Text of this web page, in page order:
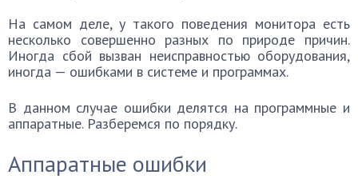
На самом деле, у такого поведения монитора есть
несколько совершенно разных по природе причин.
Иногда сбой вызван неисправностью оборудования,
иногда — ошибками в системе и программах.
В данном случае ошибки делятся на программные и
аппаратные. Разберемся по порядку.
Аппаратные ошибки